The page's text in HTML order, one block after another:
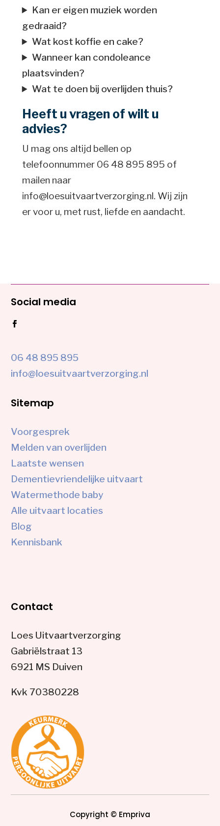
Kan er eigen muziek worden
gedraaid?
Wat kost koffie en cake?
Wanneer kan condoleance
plaatsvinden?
Wat te doen bij overlijden thuis?
Heeft u vragen of wilt u
advies?
U mag ons altijd bellen op
telefoonnummer 06 48 895 895 of
mailen naar
info@loesuitvaartverzorging.nl. Wij zijn
er voor u, met rust, liefde en aandacht.
Social media
06 48 895 895
info@loesuitvaartverzorging.nl
Sitemap
Voorgesprek
Melden van overlijden
Laatste wensen
Dementievriendelijke uitvaart
Watermethode baby
Alle uitvaart locaties
Blog
Kennisbank
Contact
Loes Uitvaartverzorging
Gabriëlstraat 13
6921 MS Duiven
Kvk 70380228
Copyright © Empriva